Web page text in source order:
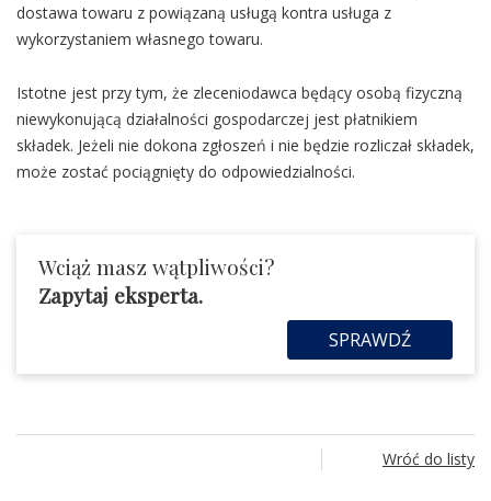
dostawa towaru z powiązaną usługą kontra usługa z
wykorzystaniem własnego towaru.
Istotne jest przy tym, że zleceniodawca będący osobą fizyczną
niewykonującą działalności gospodarczej jest płatnikiem
składek. Jeżeli nie dokona zgłoszeń i nie będzie rozliczał składek,
może zostać pociągnięty do odpowiedzialności.
Wciąż masz wątpliwości?
Zapytaj eksperta.
SPRAWDŹ
Wróć do listy